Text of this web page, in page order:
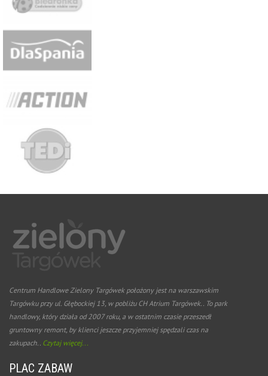
Centrum Handlowe Zielony Targówek położony jest na warszawskim
Targówku przy ul. Głębockiej 13, w pobliżu CH Atrium Targówek.. To park
handlowy, który działa od 2007 roku, a w ostatnim czasie przeszedł
gruntowny remont, by klienci jeszcze przyjemniej spędzali czas na
zakupach.. Czytaj więcej...
PLAC ZABAW